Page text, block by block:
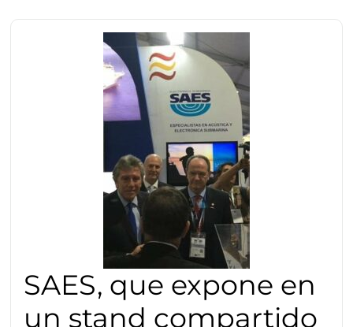
SAES, que expone en
un stand compartido